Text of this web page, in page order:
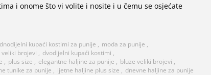
i onome što vi volite i nosite i u čemu se osjećate
kupaći kostimi za punije , moda za punije ,
brojevi , dvodijelni kupaći kostimi ,
, plus size , elegantne haljine za punije , bluze veliki brojevi ,
tunike za punije , ljetne haljine plus size , dnevne haljine za punije